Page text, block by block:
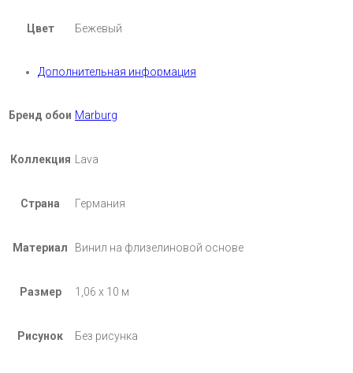
Цвет Бежевый
Дополнительная информация
Бренд обои Marburg
Коллекция Lava
Страна Германия
Материал Винил на флизелиновой основе
Размер 1,06 х 10 м
Рисунок Без рисунка